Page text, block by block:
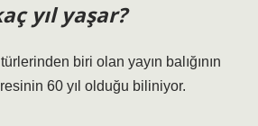
yıl yaşar?
biri olan yayın balığının
60 yıl olduğu biliniyor.